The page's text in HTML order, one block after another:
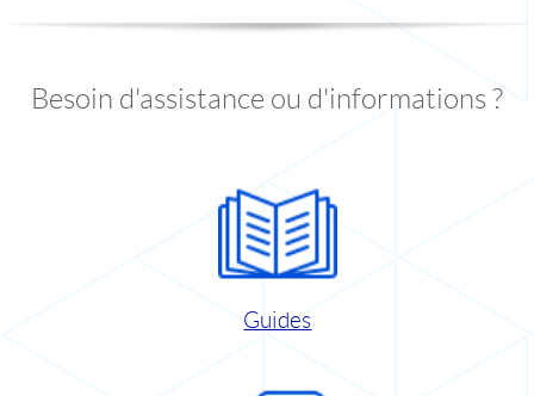
Besoin d'assistance ou d'informations ?
Guides